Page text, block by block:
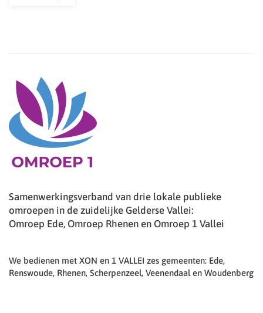
Samenwerkingsverband van drie lokale publieke
omroepen in de zuidelijke Gelderse Vallei:
Omroep Ede, Omroep Rhenen en Omroep 1 Vallei
We bedienen met XON en 1 VALLEI zes gemeenten: Ede,
Renswoude, Rhenen, Scherpenzeel, Veenendaal en Woudenberg